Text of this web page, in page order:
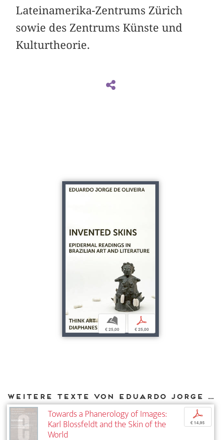
Lateinamerika-Zentrums Zürich
sowie des Zentrums Künste und
Kulturtheorie.
b
€ 25,00
p
€ 25,00
Weitere Texte von Eduardo Jorge de Oliveira bei DIAPHANES
Towards a Phanerology of Images:
Karl Blossfeldt and the Skin of the
World
p
€ 14,95